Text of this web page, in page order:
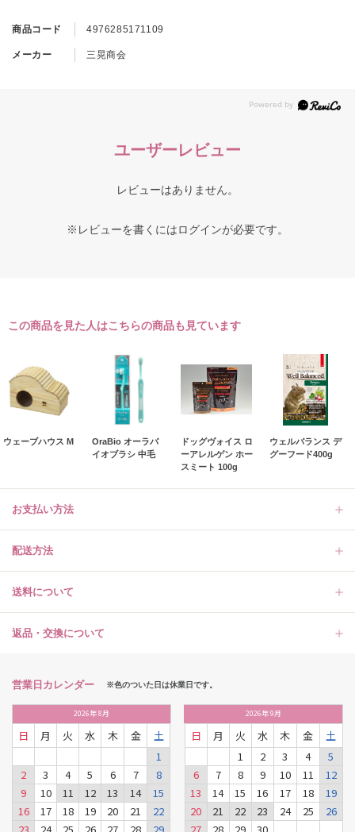
商品コード 4976285171109
メーカー 三晃商会
ユーザーレビュー
レビューはありません。
※レビューを書くにはログインが必要です。
この商品を見た人はこちらの商品も見ています
ウェーブハウス M
OraBio オーラバ
イオブラシ 中毛
ドッグヴォイス ロ
ーアレルゲン ホー
スミート 100g
ウェルバランス デ
グーフード400g
お支払い方法
配送方法
送料について
返品・交換について
営業日カレンダー ※色のついた日は休業日です。
2026年8月
日 月 火 水 木 金
土
1
2
3 4 5 6 7
8
9
10 11 12 13 14
15
16
17 18 19 20 21
22
2026年9月
日 月 火 水 木 金
土
1
2 3 4
5
6
7 8 9 10 11
12
13
14 15 16 17 18
19
20
21 22 23 24 25
26